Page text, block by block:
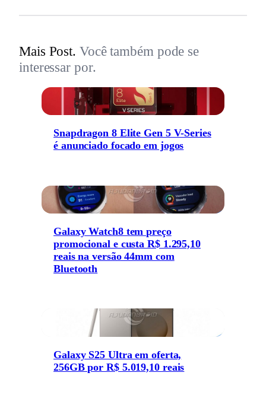
Mais Post. Você também pode se
interessar por.
Snapdragon 8 Elite Gen 5 V-Series
é anunciado focado em jogos
Galaxy Watch8 tem preço
promocional e custa R$ 1.295,10
reais na versão 44mm com
Bluetooth
Galaxy S25 Ultra em oferta,
256GB por R$ 5.019,10 reais